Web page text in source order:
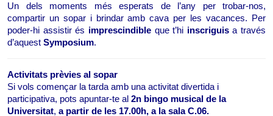
Un dels moments més esperats de l’any per trobar-nos,
compartir un sopar i brindar amb cava per les vacances. Per
poder-hi assistir és imprescindible que t’hi inscriguis a través
d’aquest Symposium.
Activitats prèvies al sopar
Si vols començar la tarda amb una activitat divertida i
participativa, pots apuntar-te al 2n bingo musical de la
Universitat, a partir de les 17.00h, a la sala C.06.